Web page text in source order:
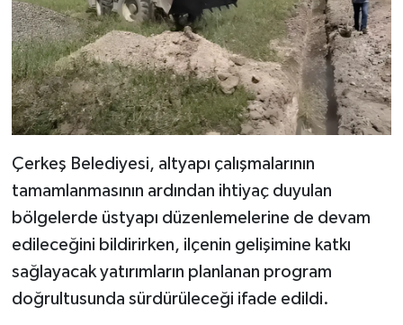
Çerkeş Belediyesi, altyapı çalışmalarının
tamamlanmasının ardından ihtiyaç duyulan
bölgelerde üstyapı düzenlemelerine de devam
edileceğini bildirirken, ilçenin gelişimine katkı
sağlayacak yatırımların planlanan program
doğrultusunda sürdürüleceği ifade edildi.